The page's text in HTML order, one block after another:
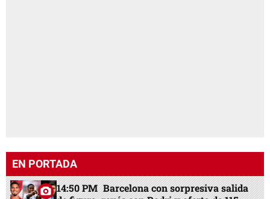
EN PORTADA
14:50 PM Barcelona con sorpresiva salida